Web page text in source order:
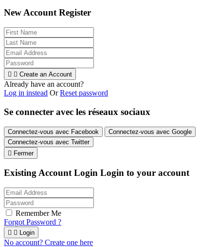
New Account Register
  Create an Account
Already have an account?
Log in instead OrReset password
Se connecter avec les réseaux sociaux
Connectez-vous avec Facebook
Connectez-vous avec Google
Connectez-vous avec Twitter
 Fermer
Existing Account Login Login to your account
Remember Me
Forgot Password ?
  Login
No account? Create one here